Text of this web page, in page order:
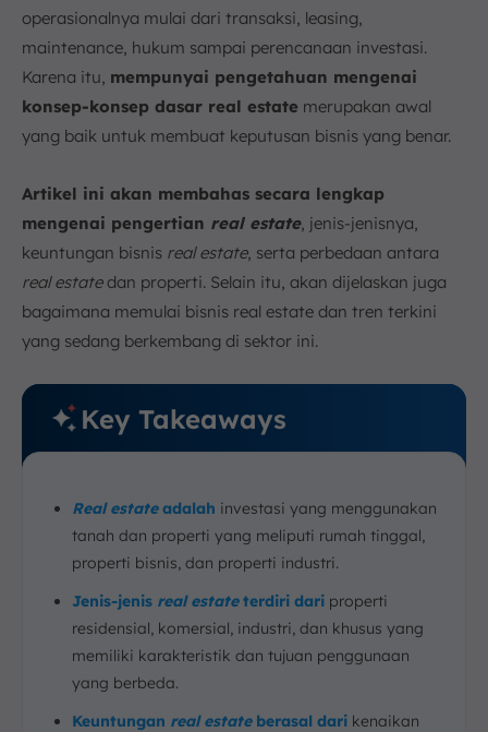
operasionalnya mulai dari transaksi, leasing,
maintenance, hukum sampai perencanaan investasi.
Karena itu, mempunyai pengetahuan mengenai
konsep-konsep dasar real estate merupakan awal
yang baik untuk membuat keputusan bisnis yang benar.
Artikel ini akan membahas secara lengkap
mengenai pengertian real estate, jenis-jenisnya,
keuntungan bisnis real estate, serta perbedaan antara
real estatedan properti. Selain itu, akan dijelaskan juga
bagaimana memulai bisnis real estate dan tren terkini
yang sedang berkembang di sektor ini.
Key Takeaways
Real estateadalah investasi yang menggunakan
tanah dan properti yang meliputi rumah tinggal,
properti bisnis, dan properti industri.
Jenis-jenis real estateterdiri dari properti
residensial, komersial, industri, dan khusus yang
memiliki karakteristik dan tujuan penggunaan
yang berbeda.
Keuntungan real estateberasal dari kenaikan